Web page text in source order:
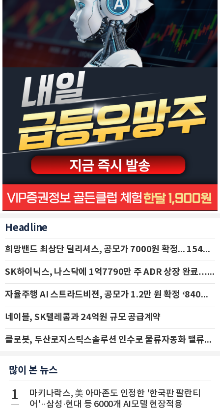
Headline
희망밴드 최상단 딜리셔스, 공모가 7000원 확정... 154억 규모 IPO 돌입
SK하이닉스, 나스닥에 1억7790만 주 ADR 상장 완료…29일 국내 추가 상장
자율주행 AI 스트라드비젼, 공모가 1.2만 원 확정 ‘840억 수혈’
네이블, SK텔레콤과 24억원 규모 공급계약
클로봇, 두산로지스틱스솔루션 인수로 물류자동화 밸류체인 확장 추진 - IBK투자증권
많이 본 뉴스
1
마키나락스, 美 아마존도 인정한 '한국판 팔란티
어'··삼성·현대 등 6000개 AI모델 현장적용